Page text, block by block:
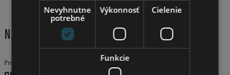
- priemerúchytu: 22-26 mm
NAPÍSAŤ RECENZIU
Prosím zaregistrujtepre pridanie recenzie
Nevyhnutne
potrebné
Výkonnosť Cielenie
Funkcie